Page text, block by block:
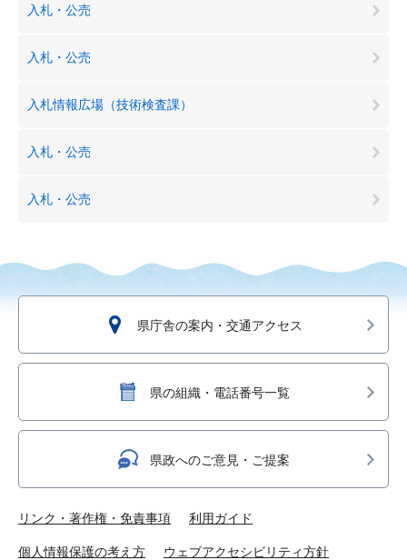
入札・公売
入札・公売
入札情報広場（技術検査課）
入札・公売
入札・公売
県庁舎の案内・交通アクセス
県の組織・電話番号一覧
県政へのご意見・ご提案
リンク・著作権・免責事項 利用ガイド
個人情報保護の考え方 ウェブアクセシビリティ方針